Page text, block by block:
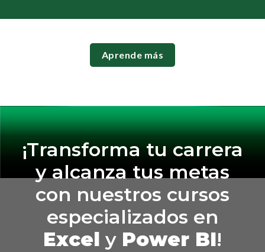
Aprende más
¡Transforma tu carrera
y alcanza tus metas
con nuestros cursos
especializados en
Excel y Power BI!